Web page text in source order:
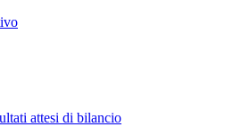
attesi di bilancio